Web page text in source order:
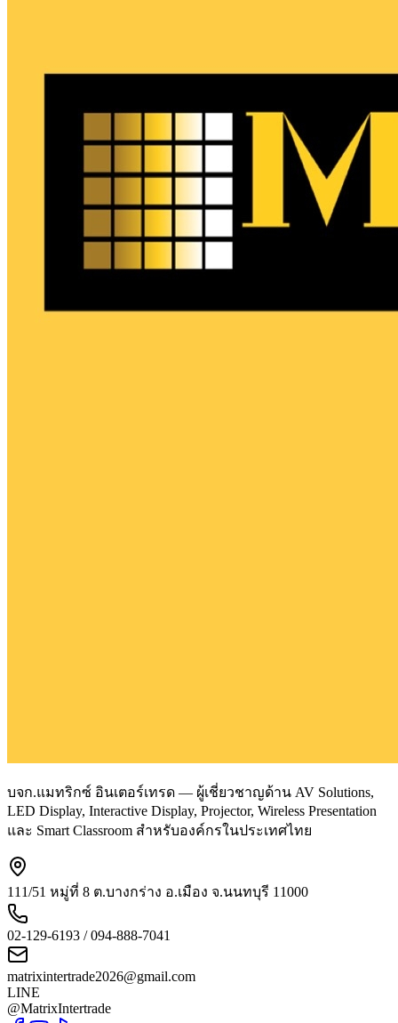
บจก.แมทริกซ์ อินเตอร์เทรด — ผู้เชี่ยวชาญด้าน AV Solutions,
LED Display, Interactive Display, Projector, Wireless Presentation
และ Smart Classroom สำหรับองค์กรในประเทศไทย
111/51 หมู่ที่ 8 ต.บางกร่าง อ.เมือง จ.นนทบุรี 11000
02-129-6193 / 094-888-7041
matrixintertrade2026@gmail.com
LINE
@MatrixIntertrade